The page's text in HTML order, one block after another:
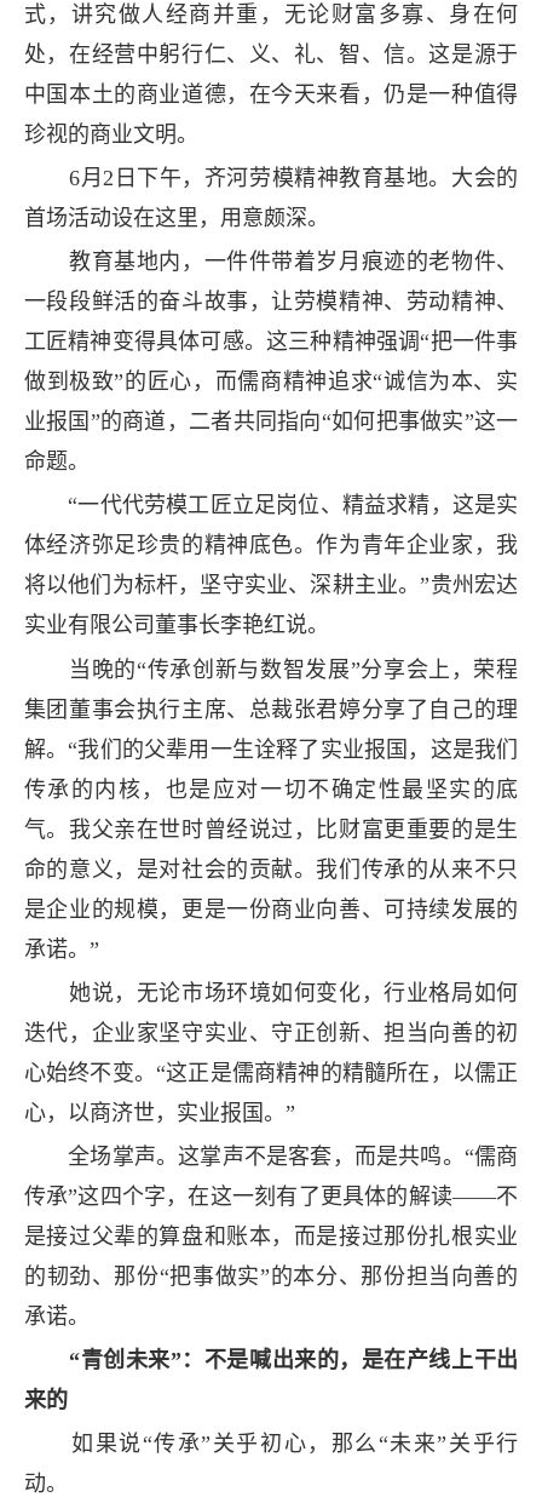
式，讲究做人经商并重，无论财富多寡、身在何
处，在经营中躬行仁、义、礼、智、信。这是源于
中国本土的商业道德，在今天来看，仍是一种值得
珍视的商业文明。
6月2日下午，齐河劳模精神教育基地。大会的
首场活动设在这里，用意颇深。
教育基地内，一件件带着岁月痕迹的老物件、
一段段鲜活的奋斗故事，让劳模精神、劳动精神、
工匠精神变得具体可感。这三种精神强调“把一件事
做到极致”的匠心，而儒商精神追求“诚信为本、实
业报国”的商道，二者共同指向“如何把事做实”这一
命题。
“一代代劳模工匠立足岗位、精益求精，这是实
体经济弥足珍贵的精神底色。作为青年企业家，我
将以他们为标杆，坚守实业、深耕主业。”贵州宏达
实业有限公司董事长李艳红说。
当晚的“传承创新与数智发展”分享会上，荣程
集团董事会执行主席、总裁张君婷分享了自己的理
解。“我们的父辈用一生诠释了实业报国，这是我们
传承的内核，也是应对一切不确定性最坚实的底
气。我父亲在世时曾经说过，比财富更重要的是生
命的意义，是对社会的贡献。我们传承的从来不只
是企业的规模，更是一份商业向善、可持续发展的
承诺。”
她说，无论市场环境如何变化，行业格局如何
迭代，企业家坚守实业、守正创新、担当向善的初
心始终不变。“这正是儒商精神的精髓所在，以儒正
心，以商济世，实业报国。”
全场掌声。这掌声不是客套，而是共鸣。“儒商
传承”这四个字，在这一刻有了更具体的解读——不
是接过父辈的算盘和账本，而是接过那份扎根实业
的韧劲、那份“把事做实”的本分、那份担当向善的
承诺。
“青创未来”：不是喊出来的，是在产线上干出
来的
如果说“传承”关乎初心，那么“未来”关乎行
动。